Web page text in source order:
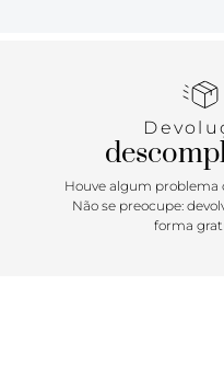
Houve algum problema
Não se preocupe:
forma